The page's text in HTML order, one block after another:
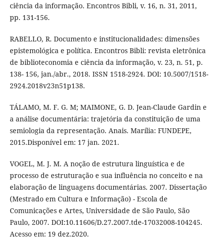
ciência da informação. Encontros Bibli, v. 16, n. 31, 2011,
pp. 131-156.
RABELLO, R. Documento e institucionalidades: dimensões
epistemológica e política. Encontros Bibli: revista eletrônica
de biblioteconomia e ciência da informação, v. 23, n. 51, p.
138- 156, jan./abr., 2018. ISSN 1518-2924. DOI: 10.5007/1518-
2924.2018v23n51p138.
TÁLAMO, M. F. G. M; MAIMONE, G. D. Jean-Claude Gardin e
a análise documentária: trajetória da constituição de uma
semiologia da representação. Anais. Marília: FUNDEPE,
2015.Disponível em: 17 jan. 2021.
VOGEL, M. J. M. A noção de estrutura linguística e de
processo de estruturação e sua influência no conceito e na
elaboração de linguagens documentárias. 2007. Dissertação
(Mestrado em Cultura e Informação) - Escola de
Comunicações e Artes, Universidade de São Paulo, São
Paulo, 2007. DOI:10.11606/D.27.2007.tde-17032008-104245.
Acesso em: 19 dez.2020.